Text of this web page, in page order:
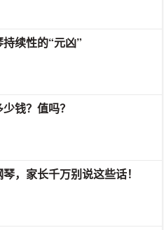
续性的“元凶”
钱？值吗？
，家长千万别说这些话！